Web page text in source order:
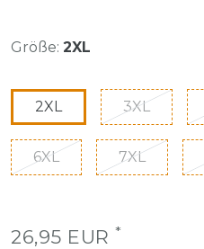
Größe: 2XL
2XL 3XL
6XL 7XL
26,95 EUR *